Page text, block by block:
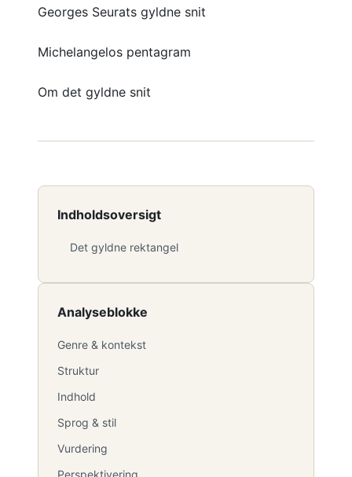
Indholdsoversigt
Det gyldne rektangel
Analyseblokke
Genre & kontekst
Struktur
Indhold
Sprog & stil
Vurdering
Perspektivering
Georges Seurats gyldne snit
Michelangelos pentagram
Om det gyldne snit